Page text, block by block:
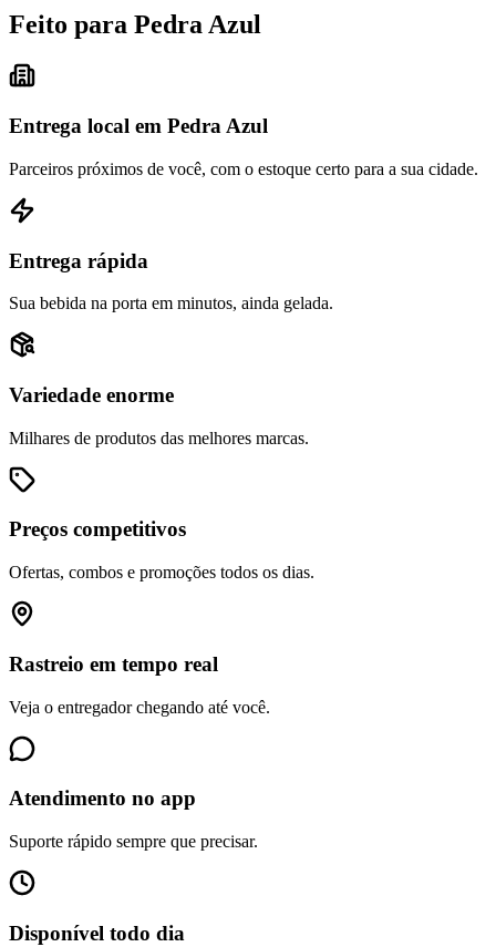
Feito para Pedra Azul
Entrega local em Pedra Azul
Parceiros próximos de você, com o estoque certo para a sua cidade.
Entrega rápida
Sua bebida na porta em minutos, ainda gelada.
Variedade enorme
Milhares de produtos das melhores marcas.
Preços competitivos
Ofertas, combos e promoções todos os dias.
Rastreio em tempo real
Veja o entregador chegando até você.
Atendimento no app
Suporte rápido sempre que precisar.
Disponível todo dia